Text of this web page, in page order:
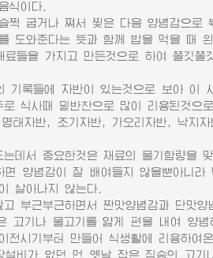
식이다.
굽거나 쪄서 찢은 다음 양념감으로
도와준다는 뜻과 함께 밥을 먹을 때 왼
들을 가지고 만든것으로 하여 쫄깃쫄
기록들에 자반이 있는것으로 보아 이
식사때 밑반찬으로 많이 리용된것으
태자반, 조기자반, 가오리자반, 낙지
데서 중요한것은 재료의 물기함량을 맞
양념감이 잘 배여들지 않을뿐아니라
살아나지 않는다.
부근부근하면서 짠맛양념감과 단맛양
기나 물고기를 얇게 편을 내여 양념
전시기부터 만들어 식생활에 리용하여
비가 없던 먼 옛날 잡은 짐승의 고기